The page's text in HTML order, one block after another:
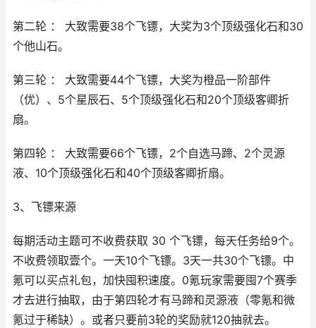
第二轮 ： 大致需要38个飞镖，大奖为3个顶级强化石和30
个他山石。
第三轮 ： 大致需要44个飞镖，大奖为橙品一阶部件
（优）、5个星辰石、5个顶级强化石和20个顶级客卿折
扇。
第四轮 ： 大致需要66个飞镖，2个自选马蹄、2个灵源
液、10个顶级强化石和40个顶级客卿折扇。
3、飞镖来源
每期活动主题可不收费获取 30 个飞镖，每天任务给9个。
不收费领取壹个。一天10个飞镖。3天一共30个飞镖。中
氪可以买点礼包，加快囤积速度。0氪玩家需要囤7个赛季
才去进行抽取，由于第四轮才有马蹄和灵源液（零氪和微
氪过于稀缺）。或者只要前3轮的奖励就120抽就去。